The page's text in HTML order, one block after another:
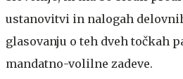
ustanovitvi in nalogah
glasovanju o teh dveh točkah
mandatno-volilne zadeve.